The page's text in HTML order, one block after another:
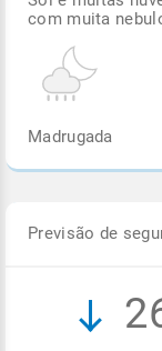
com muita
Madrugada
Previsão de